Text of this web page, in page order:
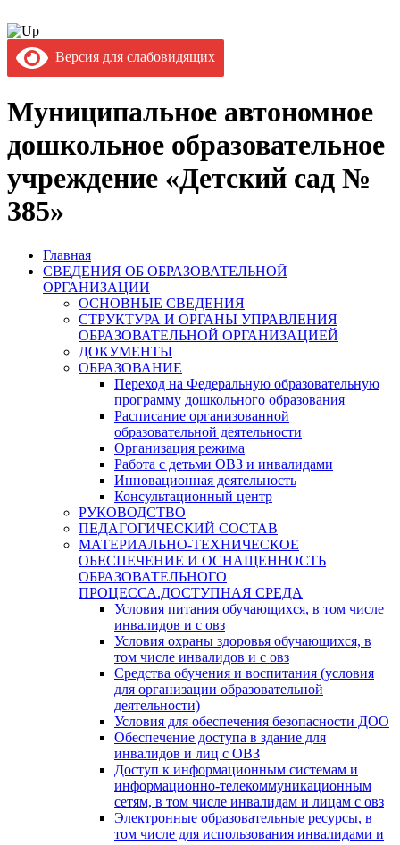
Версия для слабовидящих
Муниципальное автономное
дошкольное образовательное
учреждение «Детский сад №
385»
Главная
СВЕДЕНИЯ ОБ ОБРАЗОВАТЕЛЬНОЙ
ОРГАНИЗАЦИИ
ОСНОВНЫЕ СВЕДЕНИЯ
СТРУКТУРА И ОРГАНЫ УПРАВЛЕНИЯ
ОБРАЗОВАТЕЛЬНОЙ ОРГАНИЗАЦИЕЙ
ДОКУМЕНТЫ
ОБРАЗОВАНИЕ
Переход на Федеральную образовательную
программу дошкольного образования
Расписание организованной
образовательной деятельности
Организация режима
Работа с детьми ОВЗ и инвалидами
Инновационная деятельность
Консультационный центр
РУКОВОДСТВО
ПЕДАГОГИЧЕСКИЙ СОСТАВ
МАТЕРИАЛЬНО-ТЕХНИЧЕСКОЕ
ОБЕСПЕЧЕНИЕ И ОСНАЩЕННОСТЬ
ОБРАЗОВАТЕЛЬНОГО
ПРОЦЕССА.ДОСТУПНАЯ СРЕДА
Условия питания обучающихся, в том числе
инвалидов и с овз
Условия охраны здоровья обучающихся, в
том числе инвалидов и с овз
Средства обучения и воспитания (условия
для организации образовательной
деятельности)
Условия для обеспечения безопасности ДОО
Обеспечение доступа в здание для
инвалидов и лиц с ОВЗ
Доступ к информационным системам и
информационно-телекоммуникационным
сетям, в том числе инвалидам и лицам с овз
Электронные образовательные ресурсы, в
том числе для использования инвалидами и